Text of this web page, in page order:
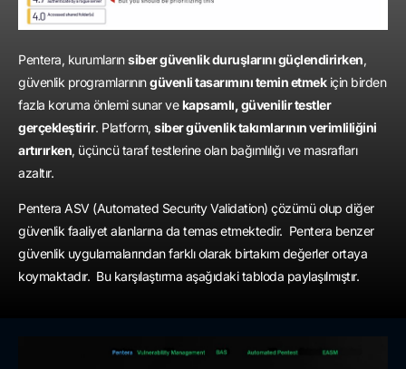
Pentera, kurumlarınsiber güvenlik duruşlarını güçlendirirken,
güvenlik programlarınıngüvenli tasarımını temin etmekiçin birden
fazla koruma önlemi sunar vekapsamlı, güvenilir testler
gerçekleştirir. Platform, siber güvenlik takımlarının verimliliğini
artırırken, üçüncü taraf testlerine olan bağımlılığı ve masrafları
azaltır.
Pentera ASV (Automated Security Validation) çözümü olup diğer
güvenlik faaliyet alanlarına da temas etmektedir. Pentera benzer
güvenlik uygulamalarından farklı olarak birtakım değerler ortaya
koymaktadır. Bu karşılaştırma aşağıdaki tabloda paylaşılmıştır.